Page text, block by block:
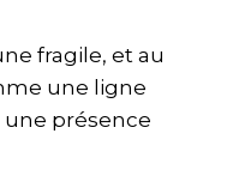
fragile, et au
une ligne
présence